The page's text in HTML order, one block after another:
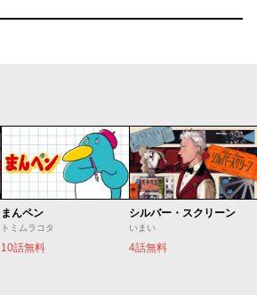
まんペン
トミムラコタ
10話無料
シルバー・スクリーン
いまい
4話無料